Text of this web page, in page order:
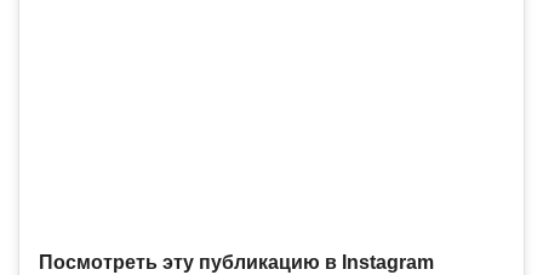
Посмотреть эту публикацию в Instagram